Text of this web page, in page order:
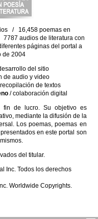
/ 16,458 poemas en
audios de literatura con
páginas del portal a
de 2004
del sitio
de audio y video
de textos
/ colaboración digital
fin de lucro. Su objetivo es
mediante la difusión de la
Los poemas, poemas en
en este portal son
del titular.
Inc. Todos los derechos
Worldwide Copyrights.